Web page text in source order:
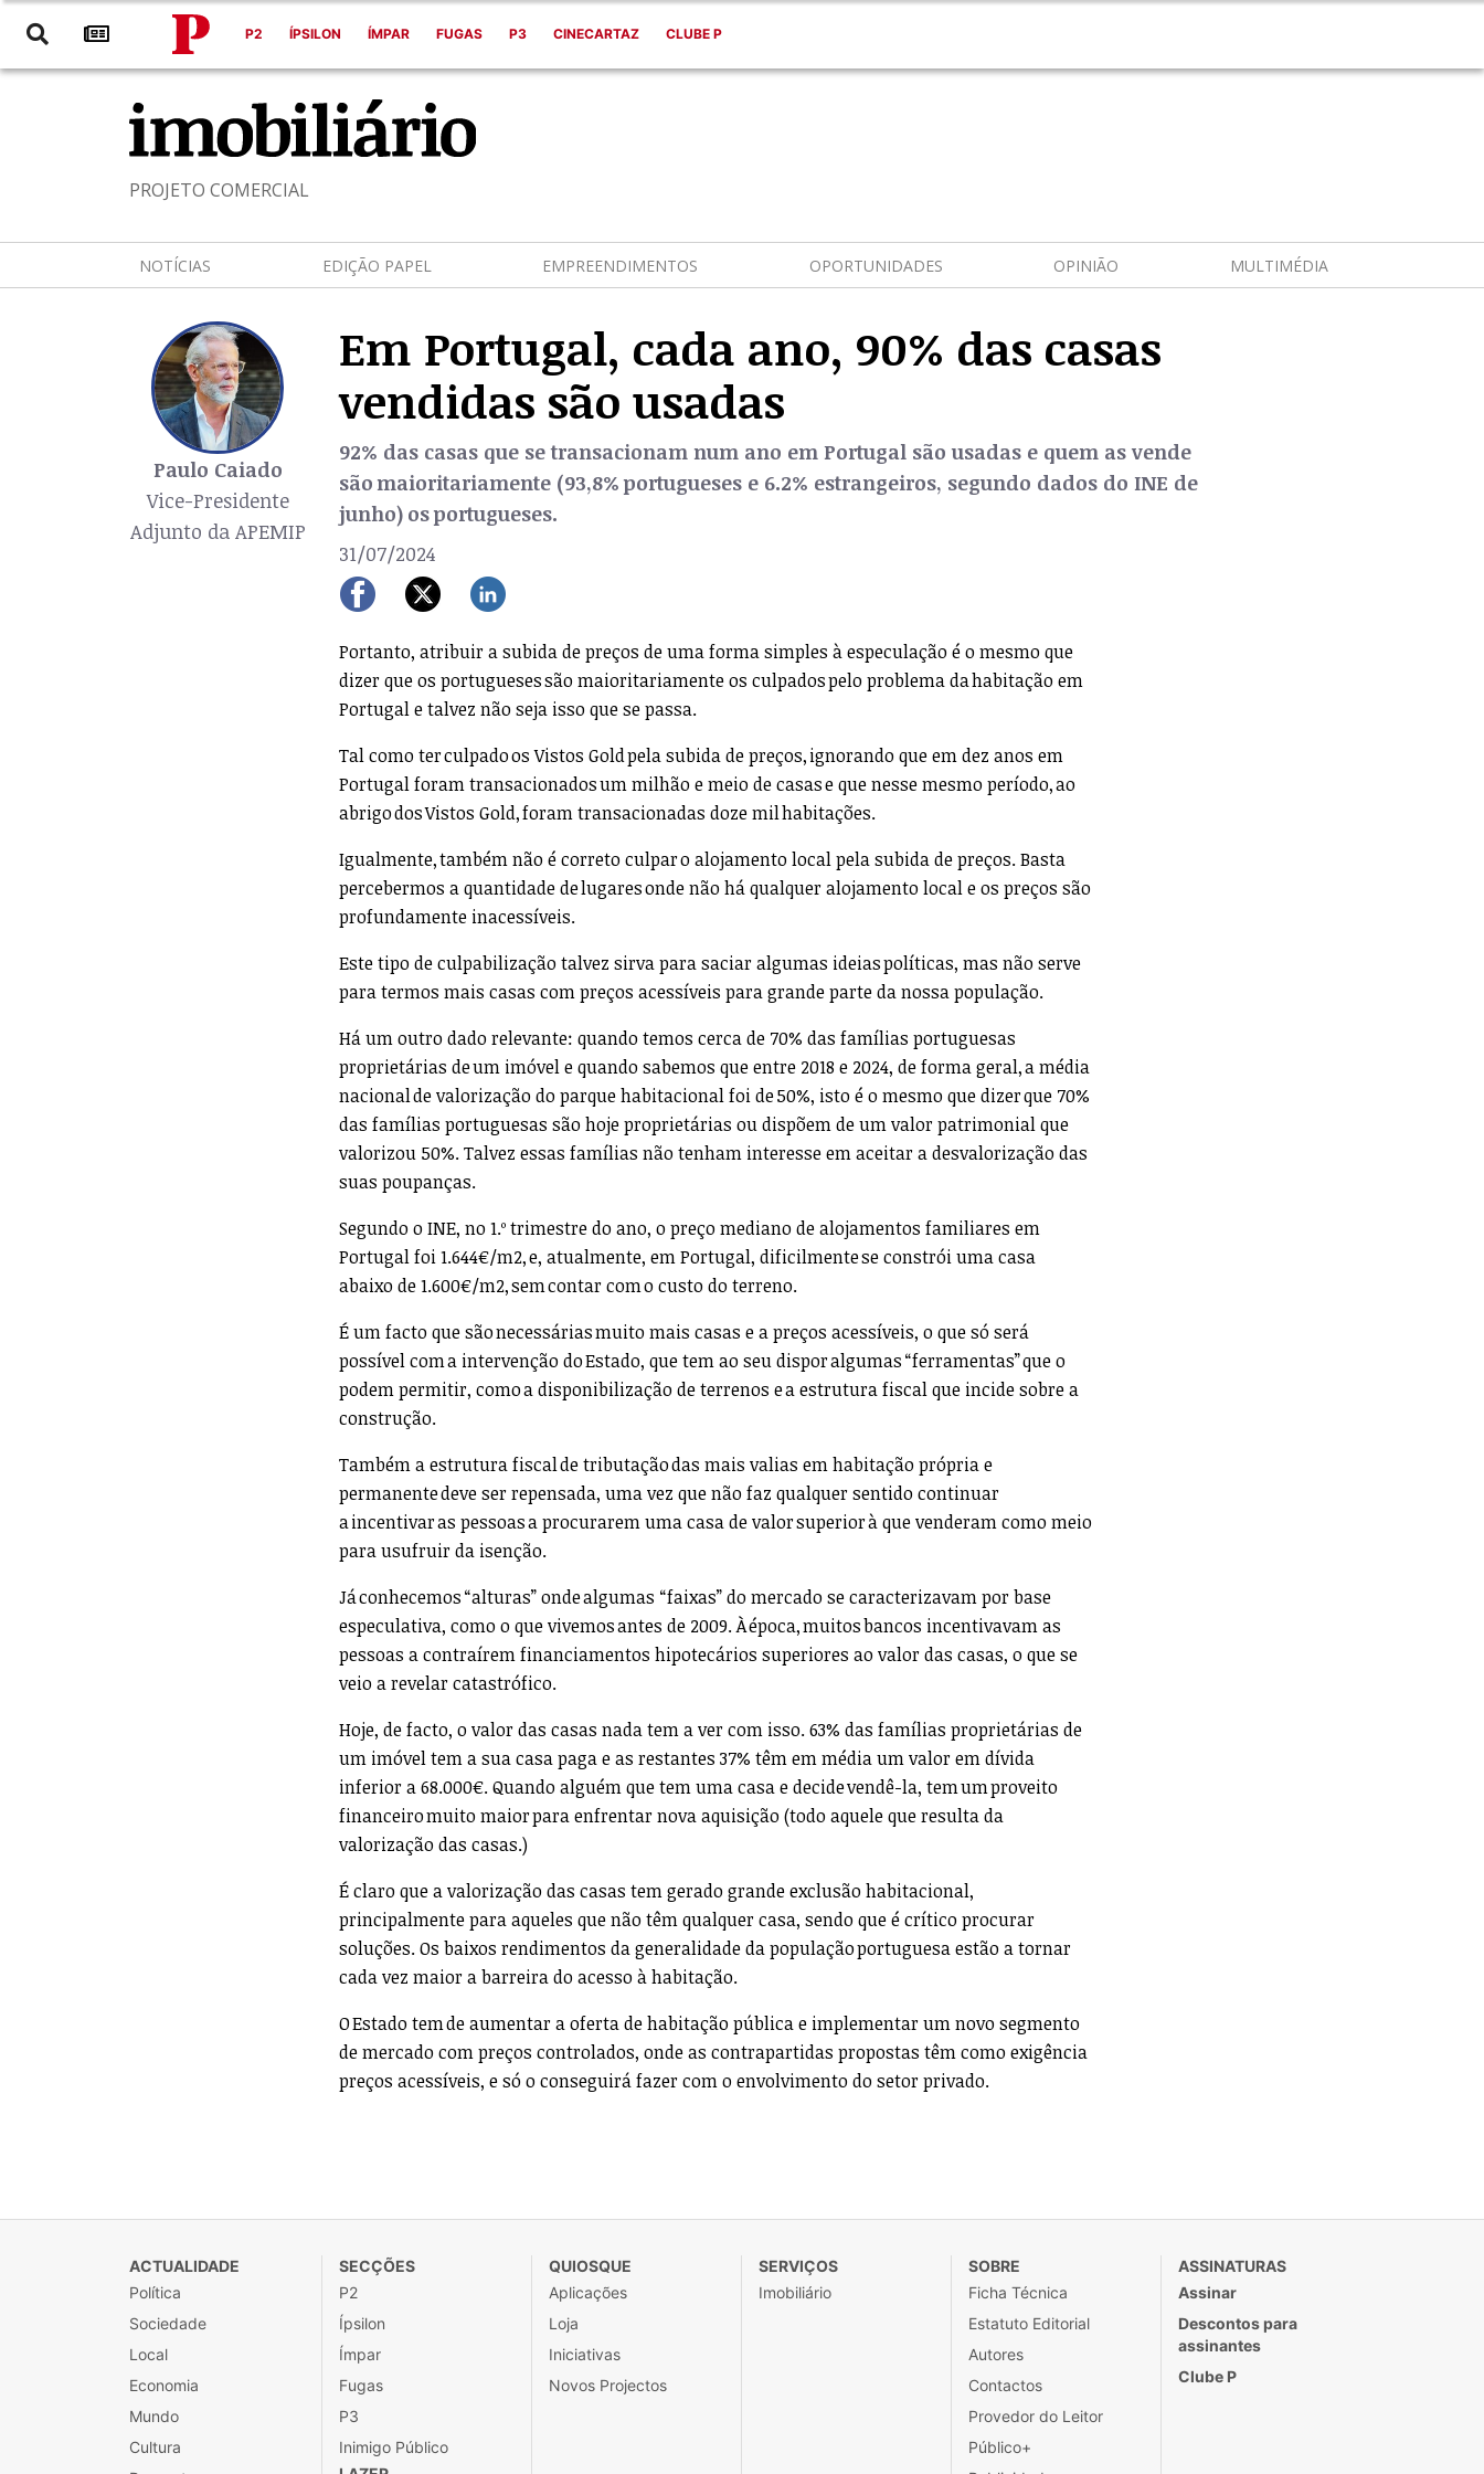
P2 ÍPSILON ÍMPAR FUGAS P3 CINECARTAZ CLUBE P
PROJETO COMERCIAL
NOTÍCIAS EDIÇÃO PAPEL EMPREENDIMENTOS OPORTUNIDADES OPINIÃO MULTIMÉDIA
Paulo Caiado
Vice-Presidente
Adjunto da APEMIP
Em Portugal, cada ano, 90% das casas
vendidas são usadas
92% das casas que se transacionam num ano em Portugal são usadas e quem as vende
são maioritariamente (93,8% portugueses e 6.2% estrangeiros, segundo dados do INE de
junho) os portugueses.
31/07/2024
Portanto, atribuir a subida de preços de uma forma simples à especulação é o mesmo que
dizer que os portugueses são maioritariamente os culpados pelo problema da habitação em
Portugal e talvez não seja isso que se passa.
Tal como ter culpado os Vistos Gold pela subida de preços, ignorando que em dez anos em
Portugal foram transacionados um milhão e meio de casas e que nesse mesmo período, ao
abrigo dos Vistos Gold, foram transacionadas doze mil habitações.
Igualmente, também não é correto culpar o alojamento local pela subida de preços. Basta
percebermos a quantidade de lugares onde não há qualquer alojamento local e os preços são
profundamente inacessíveis.
Este tipo de culpabilização talvez sirva para saciar algumas ideias políticas, mas não serve
para termos mais casas com preços acessíveis para grande parte da nossa população.
Há um outro dado relevante: quando temos cerca de 70% das famílias portuguesas
proprietárias de um imóvel e quando sabemos que entre 2018 e 2024, de forma geral, a média
nacional de valorização do parque habitacional foi de 50%, isto é o mesmo que dizer que 70%
das famílias portuguesas são hoje proprietárias ou dispõem de um valor patrimonial que
valorizou 50%. Talvez essas famílias não tenham interesse em aceitar a desvalorização das
suas poupanças.
Segundo o INE, no 1.º trimestre do ano, o preço mediano de alojamentos familiares em
Portugal foi 1.644€/m2, e, atualmente, em Portugal, dificilmente se constrói uma casa
abaixo de 1.600€/m2, sem contar com o custo do terreno.
É um facto que são necessárias muito mais casas e a preços acessíveis, o que só será
possível com a intervenção do Estado, que tem ao seu dispor algumas “ferramentas” que o
podem permitir, como a disponibilização de terrenos e a estrutura fiscal que incide sobre a
construção.
Também a estrutura fiscal de tributação das mais valias em habitação própria e
permanente deve ser repensada, uma vez que não faz qualquer sentido continuar
a incentivar as pessoas a procurarem uma casa de valor superior à que venderam como meio
para usufruir da isenção.
Já conhecemos “alturas” onde algumas “faixas” do mercado se caracterizavam por base
especulativa, como o que vivemos antes de 2009. À época, muitos bancos incentivavam as
pessoas a contraírem financiamentos hipotecários superiores ao valor das casas, o que se
veio a revelar catastrófico.
Hoje, de facto, o valor das casas nada tem a ver com isso. 63% das famílias proprietárias de
um imóvel tem a sua casa paga e as restantes 37% têm em média um valor em dívida
inferior a 68.000€. Quando alguém que tem uma casa e decide vendê-la, tem um proveito
financeiro muito maior para enfrentar nova aquisição (todo aquele que resulta da
valorização das casas.)
É claro que a valorização das casas tem gerado grande exclusão habitacional,
principalmente para aqueles que não têm qualquer casa, sendo que é crítico procurar
soluções. Os baixos rendimentos da generalidade da população portuguesa estão a tornar
cada vez maior a barreira do acesso à habitação.
O Estado tem de aumentar a oferta de habitação pública e implementar um novo segmento
de mercado com preços controlados, onde as contrapartidas propostas têm como exigência
preços acessíveis, e só o conseguirá fazer com o envolvimento do setor privado.
ACTUALIDADE
Política
Sociedade
Local
Economia
Mundo
Cultura
SECÇÕES
P2
Ípsilon
Ímpar
Fugas
P3
Inimigo Público
QUIOSQUE
Aplicações
Loja
Iniciativas
Novos Projectos
SERVIÇOS
Imobiliário
SOBRE
Ficha Técnica
Estatuto Editorial
Autores
Contactos
Provedor do Leitor
Público+
ASSINATURAS
Assinar
Descontos para
assinantes
Clube P